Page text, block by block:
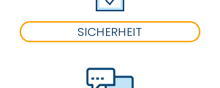
SICHERHEIT